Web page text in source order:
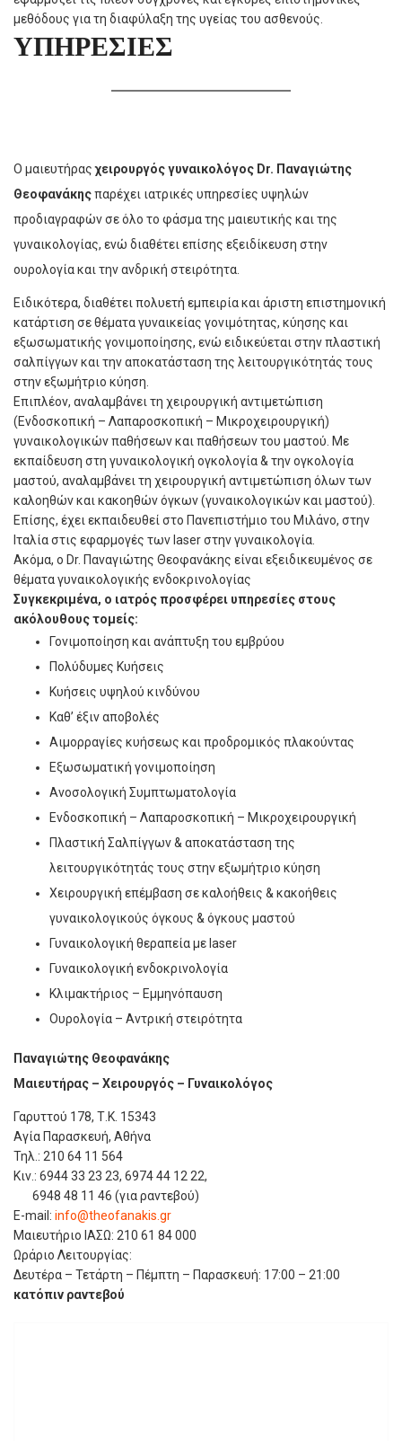
μεθόδους για τη διαφύλαξη της υγείας του ασθενούς.
ΥΠΗΡΕΣΙΕΣ
O μαιευτήραςχειρουργός γυναικολόγος Dr. Παναγιώτης
Θεοφανάκηςπαρέχει ιατρικές υπηρεσίες υψηλών
προδιαγραφών σε όλο το φάσμα της μαιευτικής και της
γυναικολογίας, ενώ διαθέτει επίσης εξειδίκευση στην
ουρολογία και την ανδρική στειρότητα.
Ειδικότερα, διαθέτει πολυετή εμπειρία και άριστη επιστημονική
κατάρτιση σε θέματα γυναικείας γονιμότητας, κύησης και
εξωσωματικής γονιμοποίησης, ενώ ειδικεύεται στην πλαστική
σαλπίγγων και την αποκατάσταση της λειτουργικότητάς τους
στην εξωμήτριο κύηση.
Επιπλέον, αναλαμβάνει τη χειρουργική αντιμετώπιση
(Ενδοσκοπική – Λαπαροσκοπική – Μικροχειρουργική)
γυναικολογικών παθήσεων και παθήσεων του μαστού. Με
εκπαίδευση στη γυναικολογική ογκολογία & την ογκολογία
μαστού, αναλαμβάνει τη χειρουργική αντιμετώπιση όλων των
καλοηθών και κακοηθών όγκων (γυναικολογικών και μαστού).
Επίσης, έχει εκπαιδευθεί στο Πανεπιστήμιο του Μιλάνο, στην
Ιταλία στις εφαρμογές των laser στην γυναικολογία.
Ακόμα, ο Dr. Παναγιώτης Θεοφανάκης είναι εξειδικευμένος σε
θέματα γυναικολογικής ενδοκρινολογίας
Συγκεκριμένα, ο ιατρός προσφέρει υπηρεσίες στους
ακόλουθους τομείς:
Γονιμοποίηση και ανάπτυξη του εμβρύου
Πολύδυμες Κυήσεις
Κυήσεις υψηλού κινδύνου
Καθ’ έξιν αποβολές
Αιμορραγίες κυήσεως και προδρομικός πλακούντας
Εξωσωματική γονιμοποίηση
Ανοσολογική Συμπτωματολογία
Ενδοσκοπική – Λαπαροσκοπική – Μικροχειρουργική
Πλαστική Σαλπίγγων & αποκατάσταση της
λειτουργικότητάς τους στην εξωμήτριο κύηση
Χειρουργική επέμβαση σε καλοήθεις & κακοήθεις
γυναικολογικούς όγκους & όγκους μαστού
Γυναικολογική θεραπεία με laser
Γυναικολογική ενδοκρινολογία
Κλιμακτήριος – Εμμηνόπαυση
Ουρολογία – Αντρική στειρότητα
Παναγιώτης Θεοφανάκης
Μαιευτήρας – Χειρουργός – Γυναικολόγος
Γαρυττού 178, Τ.Κ. 15343
Αγία Παρασκευή, Αθήνα
Τηλ.: 210 64 11 564
Κιν.: 6944 33 23 23, 6974 44 12 22,
6948 48 11 46 (για ραντεβού)
E-mail: info@theofanakis.gr
Μαιευτήριο ΙΑΣΩ: 210 61 84 000
Ωράριο Λειτουργίας:
Δευτέρα – Τετάρτη – Πέμπτη – Παρασκευή: 17:00 – 21:00
κατόπιν ραντεβού